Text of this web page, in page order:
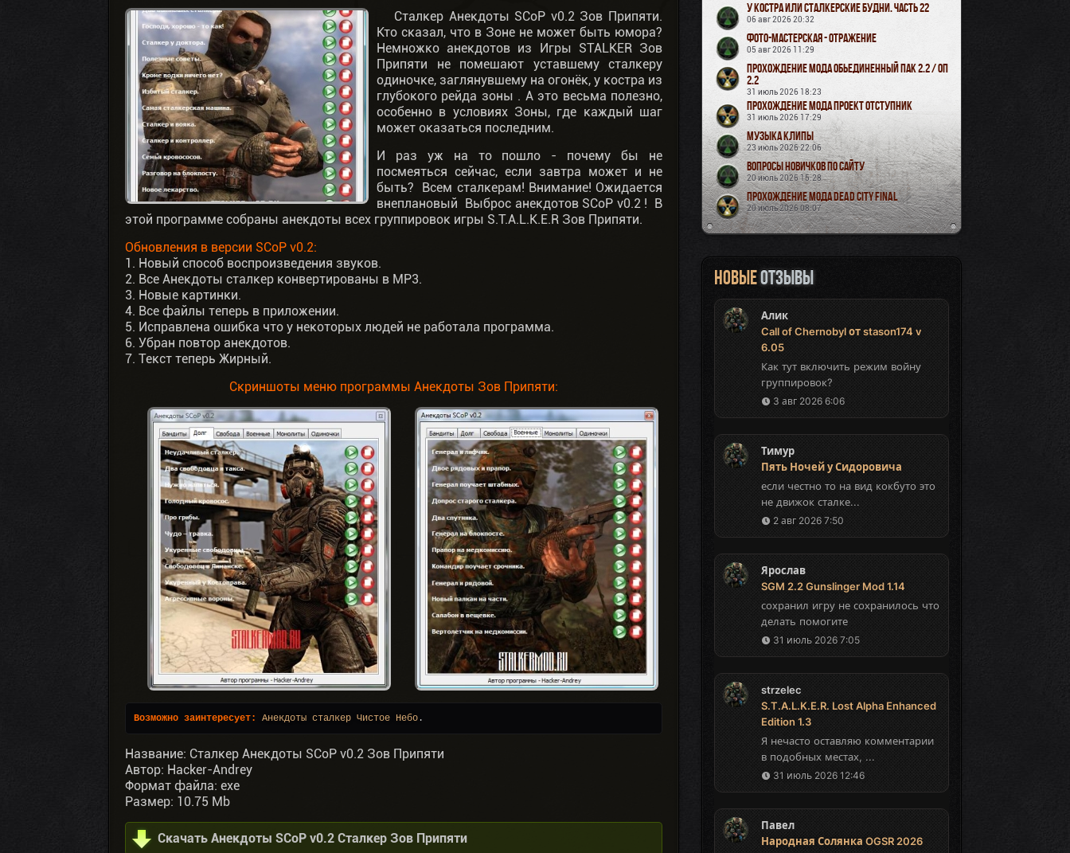
Сталкер Анекдоты SCoP v0.2 Зов Припяти.
Кто сказал, что в Зоне не может быть юмора?
Немножко анекдотов из Игры STALKER Зов
Припяти не помешают уставшему сталкеру
одиночке, заглянувшему на огонёк, у костра из
глубокого рейда зоны . А это весьма полезно,
особенно в условиях Зоны, где каждый шаг
может оказаться последним.
И раз уж на то пошло - почему бы не
посмеяться сейчас, если завтра может и не
быть? Всем сталкерам! Внимание! Ожидается
внеплановый Выброс анекдотов SCoP v0.2 ! В
этой программе собраны анекдоты всех группировок игры S.T.A.L.K.E.R Зов Припяти.
Обновления в версии SCoP v0.2:
1. Новый способ воспроизведения звуков.
2. Все Анекдоты сталкер конвертированы в MP3.
3. Новые картинки.
4. Все файлы теперь в приложении.
5. Исправлена ошибка что у некоторых людей не работала программа.
6. Убран повтор анекдотов.
7. Текст теперь Жирный.
Cкриншоты меню программы Анекдоты Зов Припяти:
Возможно заинтересует: Анекдоты сталкер Чистое Небо .
Название: Сталкер Анекдоты SCoP v0.2 Зов Припяти
Автор: Hacker-Andrey
Формат файла: exe
Размер: 10.75 Mb
Скачать Анекдоты SCoP v0.2 Сталкер Зов Припяти
У Костра или Сталкерские будни. Часть 22
06 авг 2026 20:32
Фото-мастерская - Отражение
05 авг 2026 11:29
Прохождение мода Обьединенный Пак 2.2 / ОП
2.2
31 июль 2026 18:23
Прохождение мода Проект Отступник
31 июль 2026 17:29
Музыка Клипы
23 июль 2026 22:06
Вопросы новичков по сайту
20 июль 2026 15:28
Прохождение мода Dead City Final
20 июль 2026 08:07
Новыеотзывы
Алик
Call of Chernobyl от stason174 v
6.05
Как тут включить режим войну
группировок?
3 авг 2026 6:06
Тимур
Пять Ночей у Сидоровича
если честно то на вид кокбуто это
не движок сталке...
2 авг 2026 7:50
Ярослав
SGM 2.2 Gunslinger Mod 1.14
сохранил игру не сохранилось что
делать помогите
31 июль 2026 7:05
strzelec
S.T.A.L.K.E.R. Lost Alpha Enhanced
Edition 1.3
Я нечасто оставляю комментарии
в подобных местах, ...
31 июль 2026 12:46
Павел
Народная Солянка OGSR 2026